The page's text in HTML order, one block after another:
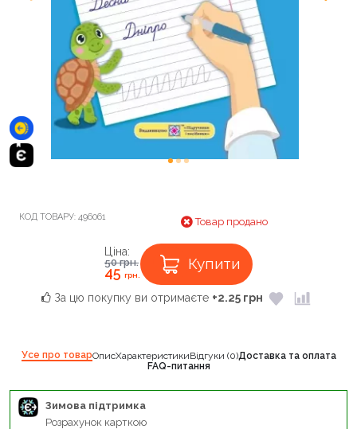
КОД ТОВАРУ: 496061 Товар продано
Ціна:
50грн.
45грн.
Купити
За цю покупку ви отримаєте +2.25 грн
Усе про товарОписХарактеристикиВідгуки (0)Доставка та оплата
FAQ-питання
Зимова підтримка
Розрахунок карткою